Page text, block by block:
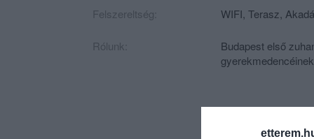
Felszereltség: WIFI, Terasz,
Rólunk:
Budapest első